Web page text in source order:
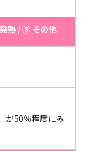
熱 / ③ その他
が50％程度にみ